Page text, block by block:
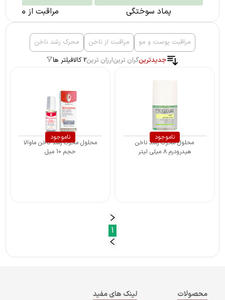
پماد سوختگی مراقبت از مو
مراقبت پوست و مو مراقبت از ناخن
محرک رشد ناخن
جدیدترینگران ترینارزان ترین2 کالا فیلتر ها
ناموجود
محلول محرک رشد ناخن
هیدرودرم ۸ میلی لیتر
ناموجود
محلول محرک رشد ناخن ماوالا
حجم 10 میل
1
محصولات لینک های مفید